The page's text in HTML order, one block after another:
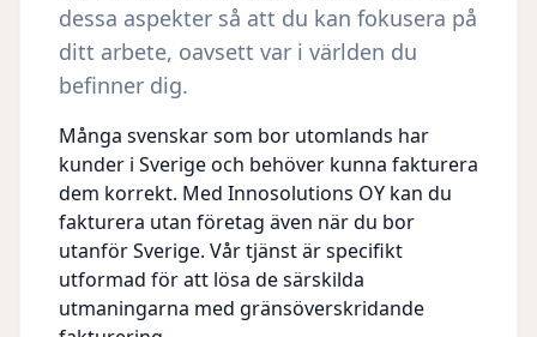
dessa aspekter så att du kan fokusera på
ditt arbete, oavsett var i världen du
befinner dig.
Många svenskar som bor utomlands har
kunder i Sverige och behöver kunna fakturera
dem korrekt. Med Innosolutions OY kan du
fakturera utan företag även när du bor
utanför Sverige. Vår tjänst är specifikt
utformad för att lösa de särskilda
utmaningarna med gränsöverskridande